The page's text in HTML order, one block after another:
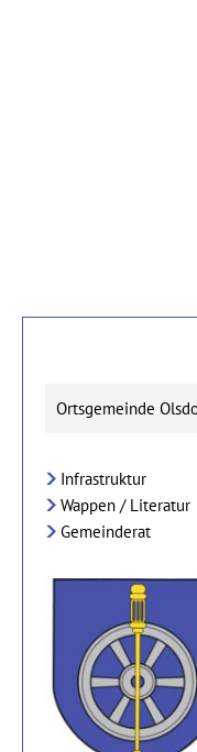
Ortsgemeinde
Infrastruktur
Wappen / Literatur
Gemeinderat